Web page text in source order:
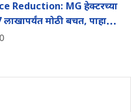
Reduction: MG हेक्टरच्या
मोठी बचत, पाहा